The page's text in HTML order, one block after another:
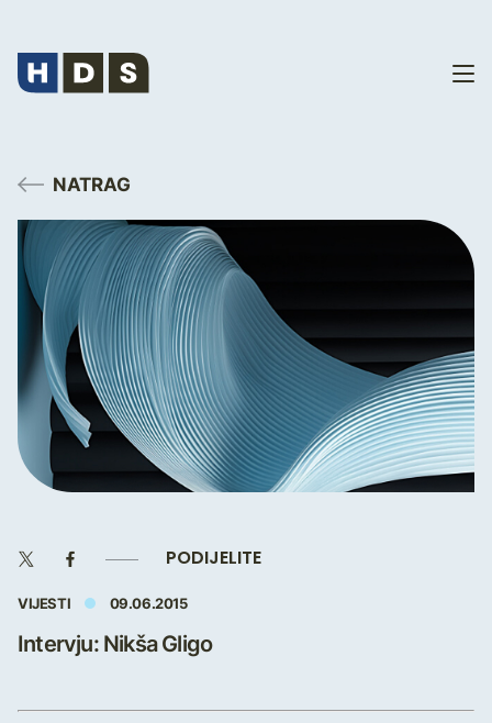
NATRAG
PODIJELITE
VIJESTI 09.06.2015
Intervju: Nikša Gligo